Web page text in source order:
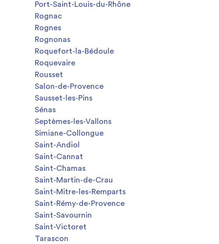
Port-Saint-Louis-du-Rhône
Rognac
Rognes
Rognonas
Roquefort-la-Bédoule
Roquevaire
Rousset
Salon-de-Provence
Sausset-les-Pins
Sénas
Septèmes-les-Vallons
Simiane-Collongue
Saint-Andiol
Saint-Cannat
Saint-Chamas
Saint-Martin-de-Crau
Saint-Mitre-les-Remparts
Saint-Rémy-de-Provence
Saint-Savournin
Saint-Victoret
Tarascon